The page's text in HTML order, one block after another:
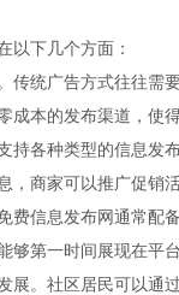
以下几个方面：
传统广告方式往往需
成本的发布渠道，使
持各种类型的信息发
，商家可以推广促销
费信息发布网通常配
够第一时间展现在平
展。社区居民可以通